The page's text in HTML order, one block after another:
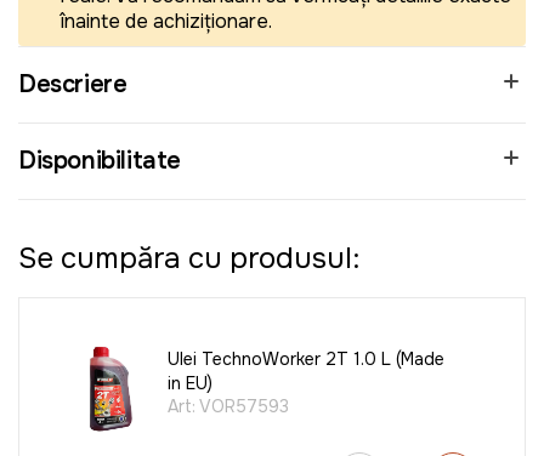
înainte de achiziționare.
Descriere
Disponibilitate
Se cumpăra cu produsul:
Ulei TechnoWorker 2T 1.0 L (Made
in EU)
Art: VOR57593